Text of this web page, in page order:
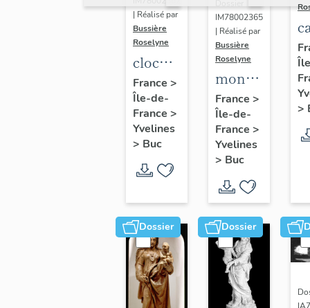
| Réalisé par
Bussière
Roselyne
cloche
dite
Louise
Auguste
Adélaïde
France >
Île-de-
France >
Yvelines
> Buc
IM78002365
| Réalisé par
Bussière
Roselyne
monument
funéraire
de
Jean
Casale
France >
Île-de-
France >
Yvelines
> Buc
>
Dossier Dossier